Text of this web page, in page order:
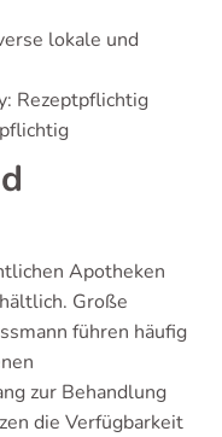
lokale und
Rezeptpflichtig
Apotheken
Große
führen häufig
zur Behandlung
die Verfügbarkeit